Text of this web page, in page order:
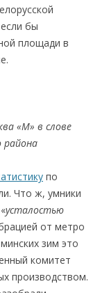
бы
площади в
«М» в слове
района
по
Что ж, умники
усталостью
от метро
зим это
комитет
производством.